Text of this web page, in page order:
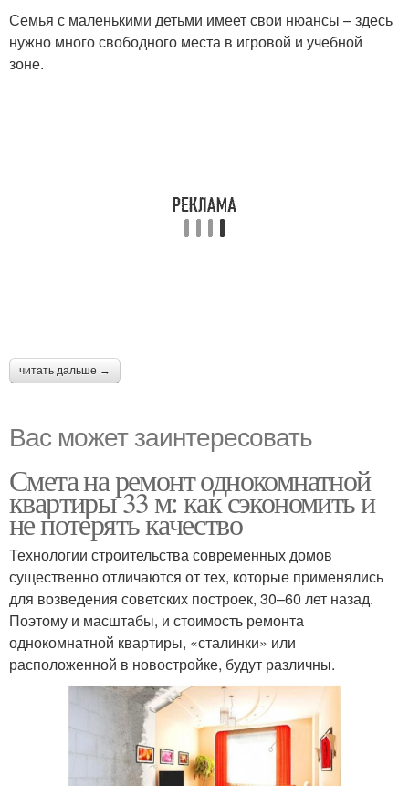
Семья с маленькими детьми имеет свои нюансы – здесь
нужно много свободного места в игровой и учебной
зоне.
читать дальше →
Вас может заинтересовать
Смета на ремонт однокомнатной
квартиры 33 м: как сэкономить и
не потерять качество
Технологии строительства современных домов
существенно отличаются от тех, которые применялись
для возведения советских построек, 30–60 лет назад.
Поэтому и масштабы, и стоимость ремонта
однокомнатной квартиры, «сталинки» или
расположенной в новостройке, будут различны.